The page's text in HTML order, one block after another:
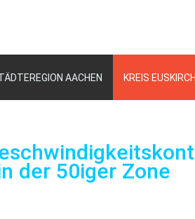
AACHEN KREIS
der 50iger Zone